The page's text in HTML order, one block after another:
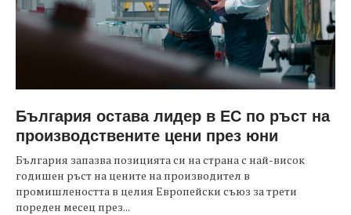
България остава лидер в ЕС по ръст на
производствените цени през юни
България запазва позицията си на страна с най-висок
годишен ръст на цените на производител в
промишлеността в целия Европейски съюз за трети
пореден месец през...